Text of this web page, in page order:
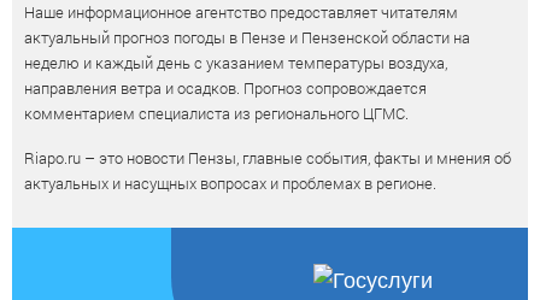
Наше информационное агентство предоставляет читателям
актуальный прогноз погоды в Пензе и Пензенской области на
неделю и каждый день с указанием температуры воздуха,
направления ветра и осадков. Прогноз сопровождается
комментарием специалиста из регионального ЦГМС.
Riapo.ru – это новости Пензы, главные события, факты и мнения об
актуальных и насущных вопросах и проблемах в регионе.